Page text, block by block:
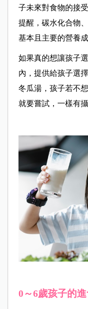
子未來對食物的接
提醒，碳水化合物
基本且主要的營養
如果真的想讓孩子
內，提供給孩子選
冬瓜湯，孩子若不
就要嘗試，一樣有
0～6歲孩子的